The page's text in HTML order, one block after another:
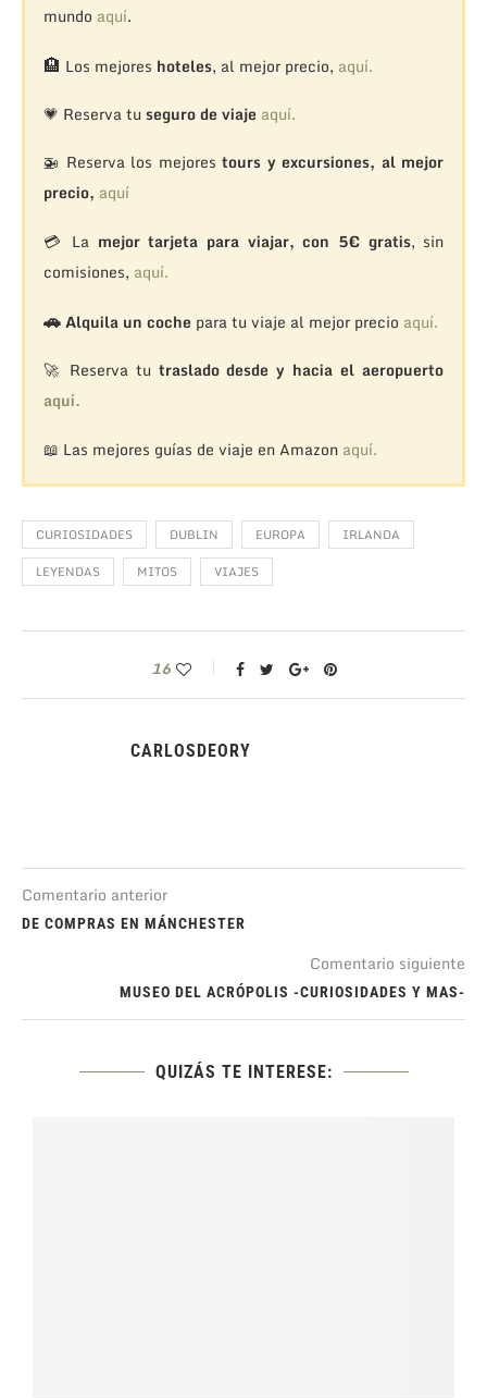
mundo aquí.
🏨 Los mejores hoteles, al mejor precio, aquí.
💗 Reserva tu seguro de viaje aquí.
🚁 Reserva los mejorestours y excursiones, al mejor
precio, aquí
💳 La mejor tarjeta para viajar, con 5€ gratis, sin
comisiones, aquí.
🚗Alquila un coche para tu viaje al mejor precio aquí.
🚀 Reserva tu traslado desde y hacia el aeropuerto
aquí.
📖 Las mejores guías de viaje en Amazon aquí.
CURIOSIDADES DUBLIN EUROPA
IRLANDA
LEYENDAS
MITOS VIAJES
16
CARLOSDEORY
Comentario anterior
DE COMPRAS EN MÁNCHESTER
Comentario siguiente
MUSEO DEL ACRÓPOLIS -CURIOSIDADES Y MAS-
QUIZÁS TE INTERESE: